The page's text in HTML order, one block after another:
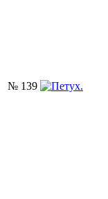
№ 139